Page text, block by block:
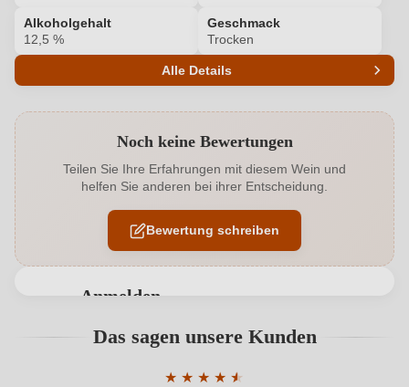
Alkoholgehalt
12,5 %
Geschmack
Trocken
Alle Details
Alkoholgehalt in % 12,5 %
Allergene Enthält Sulfite
Ausbau Edelstahltank
Noch keine Bewertungen
Teilen Sie Ihre Erfahrungen mit diesem Wein und
helfen Sie anderen bei ihrer Entscheidung.
Bewertung schreiben
Anmelden
Benutzern abgegeben werden. Bitte loggen Sie sich
Das sagen unsere Kunden
★ ★ ★ ★ ★
★